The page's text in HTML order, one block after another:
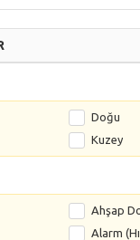
Doğu
Kuzey
Ahşap
Alarm